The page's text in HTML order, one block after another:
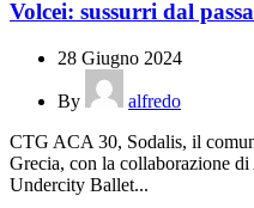
Volcei: sussurri dal
28 Giugno 2024
By
alfredo
CTG ACA 30, Sodalis, il
Grecia, con la collaborazione
Undercity Ballet...